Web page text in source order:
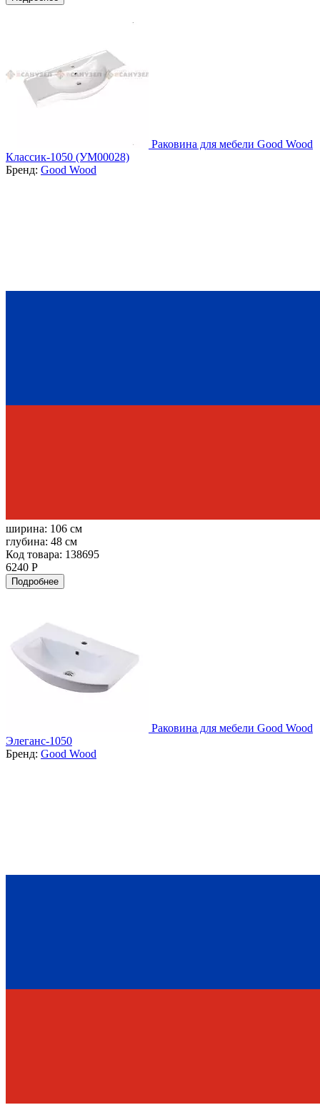
Раковина для мебели Good Wood
Классик-1050 (УМ00028)
Бренд: Good Wood
ширина: 106 см
глубина: 48 см
Код товара: 138695
6240 Р
Подробнее
Раковина для мебели Good Wood
Элеганс-1050
Бренд: Good Wood